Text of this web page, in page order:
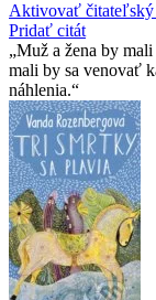
Aktivovať
Pridať citát
Muž a žena by
mali by sa venovať
náhlenia.